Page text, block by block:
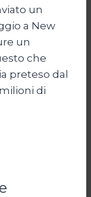
un
a New
un
che
preteso dal
di